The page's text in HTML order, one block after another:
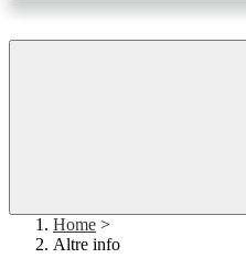
Home >
Altre info